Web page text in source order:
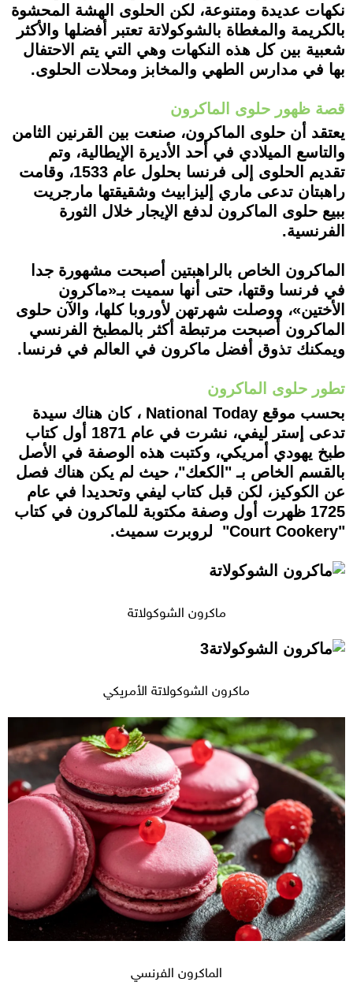
نكهات عديدة ومتنوعة، لكن الحلوى الهشة المحشوة
بالكريمة والمغطاة بالشوكولاتة تعتبر أفضلها والأكثر
شعبية بين كل هذه النكهات وهي التي يتم الاحتفال
بها في مدارس الطهي والمخابز ومحلات الحلوى.
قصة ظهور حلوى الماكرون
يعتقد أن حلوى الماكرون، صنعت بين القرنين الثامن
والتاسع الميلادي في أحد الأديرة الإيطالية، وتم
تقديم الحلوى إلى فرنسا بحلول عام 1533، وقامت
راهبتان تدعى ماري إليزابيث وشقيقتها مارجريت
ببيع حلوى الماكرون لدفع الإيجار خلال الثورة
الفرنسية.
الماكرون الخاص بالراهبتين أصبحت مشهورة جدا
في فرنسا وقتها، حتى أنها سميت بـ«ماكرون
الأختين»، ووصلت شهرتهن لأوروبا كلها، والآن حلوى
الماكرون أصبحت مرتبطة أكثر بالمطبخ الفرنسي
ويمكنك تذوق أفضل ماكرون في العالم في فرنسا.
تطور حلوى الماكرون
بحسب موقع National Today ، كان هناك سيدة
تدعى إستر ليفي، نشرت في عام 1871 أول كتاب
طبخ يهودي أمريكي، وكتبت هذه الوصفة في الأصل
بالقسم الخاص بـ "الكعك"، حيث لم يكن هناك فصل
عن الكوكيز، لكن قبل كتاب ليفي وتحديدا في عام
1725 ظهرت أول وصفة مكتوبة للماكرون في كتاب
"Court Cookery" لروبرت سميث.
ماكرون الشوكولاتة
ماكرون الشوكولاتة الأمريكي
الماكرون الفرنسي